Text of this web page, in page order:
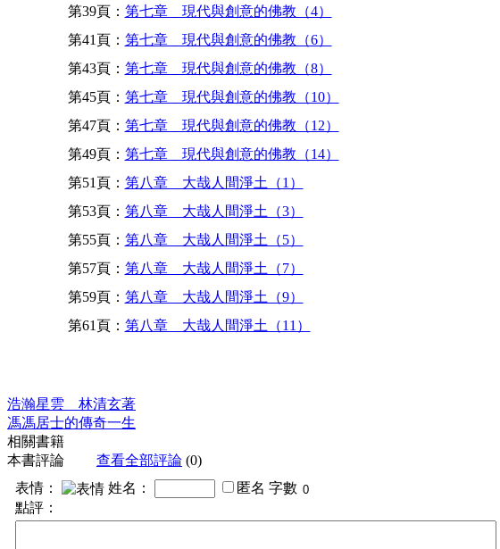
第39頁： 第七章 現代與創意的佛教（4）
第41頁： 第七章 現代與創意的佛教（6）
第43頁： 第七章 現代與創意的佛教（8）
第45頁： 第七章 現代與創意的佛教（10）
第47頁： 第七章 現代與創意的佛教（12）
第49頁： 第七章 現代與創意的佛教（14）
第51頁： 第八章 大哉人間淨土（1）
第53頁： 第八章 大哉人間淨土（3）
第55頁： 第八章 大哉人間淨土（5）
第57頁： 第八章 大哉人間淨土（7）
第59頁： 第八章 大哉人間淨土（9）
第61頁： 第八章 大哉人間淨土（11）
浩瀚星雲 林清玄著
馮馮居士的傳奇一生
相關書籍
本書評論
查看全部評論 (0)
表情：
姓名： 匿名 字數
點評：